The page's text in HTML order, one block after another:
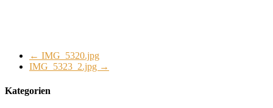
← IMG_5320.jpg
IMG_5323_2.jpg →
Kategorien